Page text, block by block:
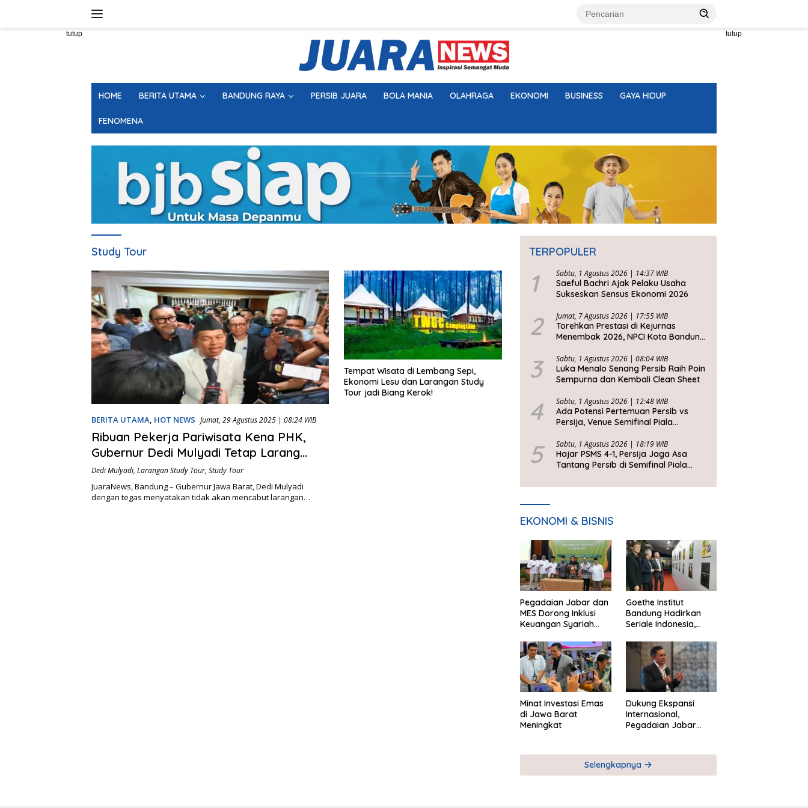
tutup tutup
HOME BERITA UTAMA BANDUNG RAYA PERSIB JUARA BOLA MANIA OLAHRAGA EKONOMI BUSINESS GAYA HIDUP
FENOMENA
Study Tour
BERITA UTAMA, HOT NEWS Jumat, 29 Agustus 2025 | 08:24 WIB
Ribuan Pekerja Pariwisata Kena PHK,
Gubernur Dedi Mulyadi Tetap Larang
Study Tour
Dedi Mulyadi, Larangan Study Tour, Study Tour
JuaraNews, Bandung – Gubernur Jawa Barat, Dedi Mulyadi
dengan tegas menyatakan tidak akan mencabut larangan…
Tempat Wisata di Lembang Sepi,
Ekonomi Lesu dan Larangan Study
Tour jadi Biang Kerok!
TERPOPULER
1 Sabtu, 1 Agustus 2026 | 14:37 WIB
Saeful Bachri Ajak Pelaku Usaha
Sukseskan Sensus Ekonomi 2026
2 Jumat, 7 Agustus 2026 | 17:55 WIB
Torehkan Prestasi di Kejurnas
Menembak 2026, NPCI Kota Bandung
3 Sabtu, 1 Agustus 2026 | 08:04 WIB
Luka Menalo Senang Persib Raih Poin
Sempurna dan Kembali Clean Sheet
4 Sabtu, 1 Agustus 2026 | 12:48 WIB
Ada Potensi Pertemuan Persib vs
Persija, Venue Semifinal Piala
5 Sabtu, 1 Agustus 2026 | 18:19 WIB
Hajar PSMS 4-1, Persija Jaga Asa
Tantang Persib di Semifinal Piala
EKONOMI & BISNIS
Pegadaian Jabar dan
MES Dorong Inklusi
Keuangan Syariah
UMKM
Goethe Institut
Bandung Hadirkan
Seriale Indonesia,
Global Industri Serial
Minat Investasi Emas
di Jawa Barat
Meningkat
Dukung Ekspansi
Internasional,
Pegadaian Jabar
Pegadaian Timor
Leste
Selengkapnya